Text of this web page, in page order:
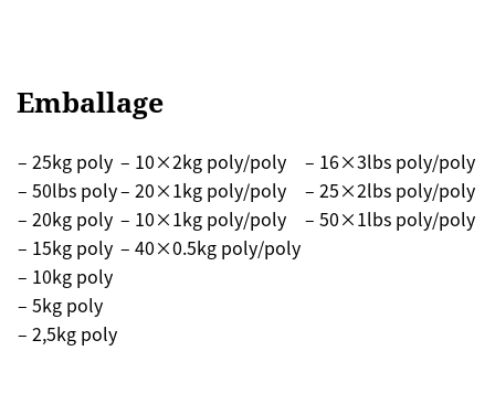
Emballage
– 25kg poly – 10×2kg poly/poly
– 16×3lbs poly/poly
– 50lbs poly– 20×1kg poly/poly
– 25×2lbs poly/poly
– 20kg poly – 10×1kg poly/poly
– 50×1lbs poly/poly
– 15kg poly – 40×0.5kg poly/poly
– 10kg poly
– 5kg poly
– 2,5kg poly